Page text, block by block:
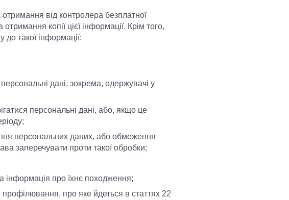
від контролера безплатної
копії цієї інформації. Крім того,
такої інформації:
дані, зокрема, одержувачі у
персональні дані, або, якщо це
персональних даних, або обмеження
заперечувати проти такої обробки;
інформація про їхнє походження;
про яке йдеться в статтях 22